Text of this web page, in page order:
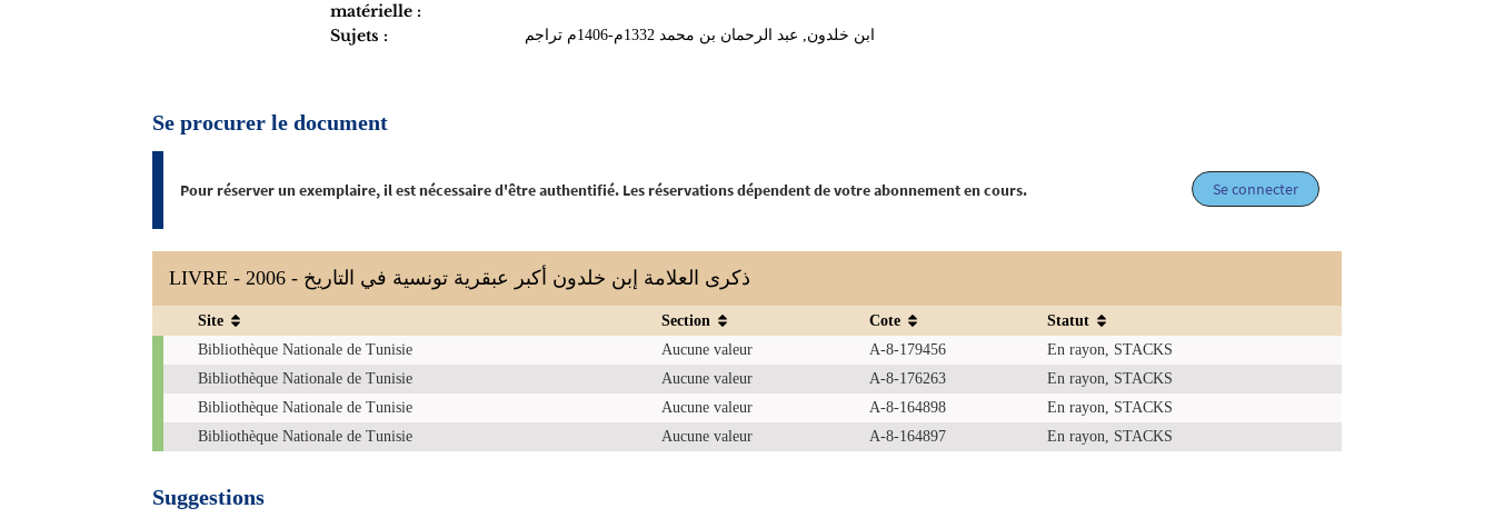
matérielle :
Sujets : ابن خلدون, عبد الرحمان بن محمد 1332م-1406م تراجم
Se procurer le document
Pour réserver un exemplaire, il est nécessaire d'être authentifié. Les réservations dépendent de votre abonnement en cours. Se connecter
LIVRE - 2006 - ذكرى العلامة إبن خلدون أكبر عبقرية تونسية في التاريخ
Exemplaires
Site Section Cote
Statut
Bibliothèque Nationale de Tunisie
Aucune valeur A-8-179456
En rayon, STACKS
Bibliothèque Nationale de Tunisie
Aucune valeur A-8-176263
En rayon, STACKS
Bibliothèque Nationale de Tunisie
Aucune valeur A-8-164898
En rayon, STACKS
Bibliothèque Nationale de Tunisie
Aucune valeur A-8-164897 En rayon, STACKS
Suggestions